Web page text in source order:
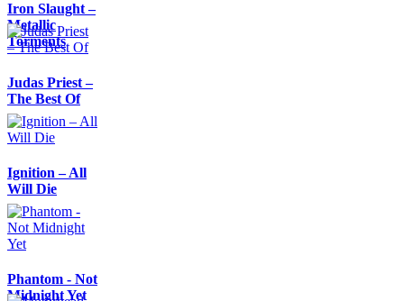
Iron Slaught –
Metallic
Torments
Judas Priest –
The Best Of
Ignition – All
Will Die
Phantom - Not
Midnight Yet